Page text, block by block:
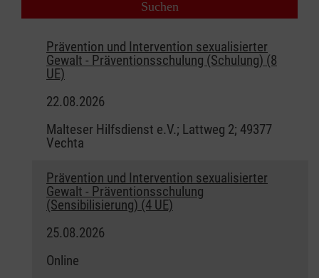
Prävention und Intervention sexualisierter
Gewalt - Präventionsschulung (Schulung) (8
UE)
22.08.2026
Malteser Hilfsdienst e.V.; Lattweg 2; 49377
Vechta
Prävention und Intervention sexualisierter
Gewalt - Präventionsschulung
(Sensibilisierung) (4 UE)
25.08.2026
Online